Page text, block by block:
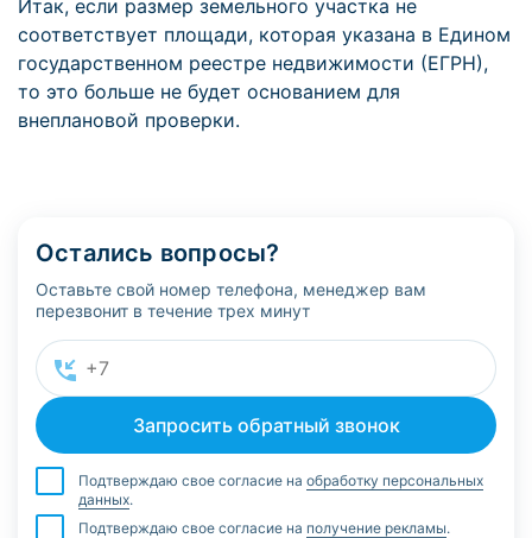
Итак, если размер земельного участка не
соответствует площади, которая указана в Едином
государственном реестре недвижимости (ЕГРН),
то это больше не будет основанием для
внеплановой проверки.
Остались вопросы?
Оставьте свой номер телефона, менеджер вам
перезвонит в течение трех минут
Подтверждаю свое согласие на обработку персональных
данных.
Подтверждаю свое согласие на получение рекламы.